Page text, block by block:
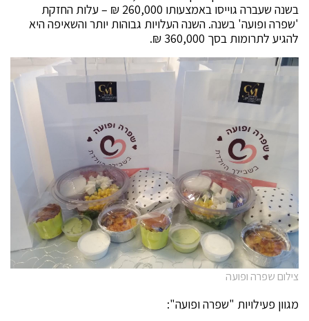
בשנה שעברה גוייסו באמצעותו 260,000 ₪ – עלות החזקת
'שפרה ופועה' בשנה. השנה העלויות גבוהות יותר והשאיפה היא
להגיע לתרומות בסך 360,000 ₪.
צילום שפרה ופועה
מגוון פעילויות "שפרה ופועה":